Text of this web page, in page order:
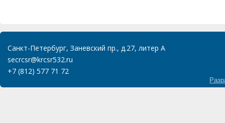
Санкт-Петербург, Заневский пр., д.27, литер А
secrcsr@krcsr532.ru
+7 (812) 577 71 72